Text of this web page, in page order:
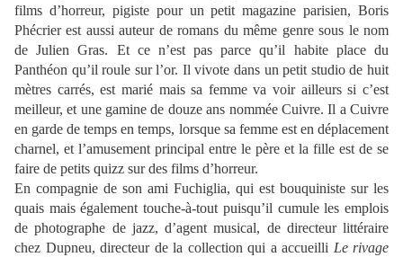
films d’horreur, pigiste pour un petit magazine parisien, Boris
Phécrier est aussi auteur de romans du même genre sous le nom
de Julien Gras. Et ce n’est pas parce qu’il habite place du
Panthéon qu’il roule sur l’or. Il vivote dans un petit studio de huit
mètres carrés, est marié mais sa femme va voir ailleurs si c’est
meilleur, et une gamine de douze ans nommée Cuivre. Il a Cuivre
en garde de temps en temps, lorsque sa femme est en déplacement
charnel, et l’amusement principal entre le père et la fille est de se
faire de petits quizz sur des films d’horreur.
En compagnie de son ami Fuchiglia, qui est bouquiniste sur les
quais mais également touche-à-tout puisqu’il cumule les emplois
de photographe de jazz, d’agent musical, de directeur littéraire
chez Dupneu, directeur de la collection qui a accueilli Le rivage